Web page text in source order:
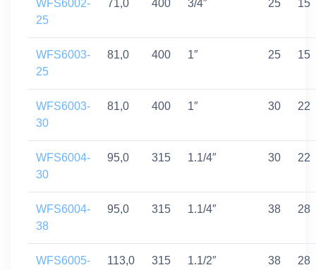
WFS6002-
25
71,0 400 3/4″ 25 15
WFS6003-
25
81,0 400 1″ 25 15
WFS6003-
30
81,0 400 1″ 30 22
WFS6004-
30
95,0 315 1.1/4″ 30 22
WFS6004-
38
95,0 315 1.1/4″ 38 28
WFS6005-
113,0 315 1.1/2″ 38 28